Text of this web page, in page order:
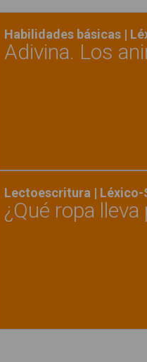
Habilidades básicas |
Adivina. Los
Lectoescritura |
¿Qué ropa lleva